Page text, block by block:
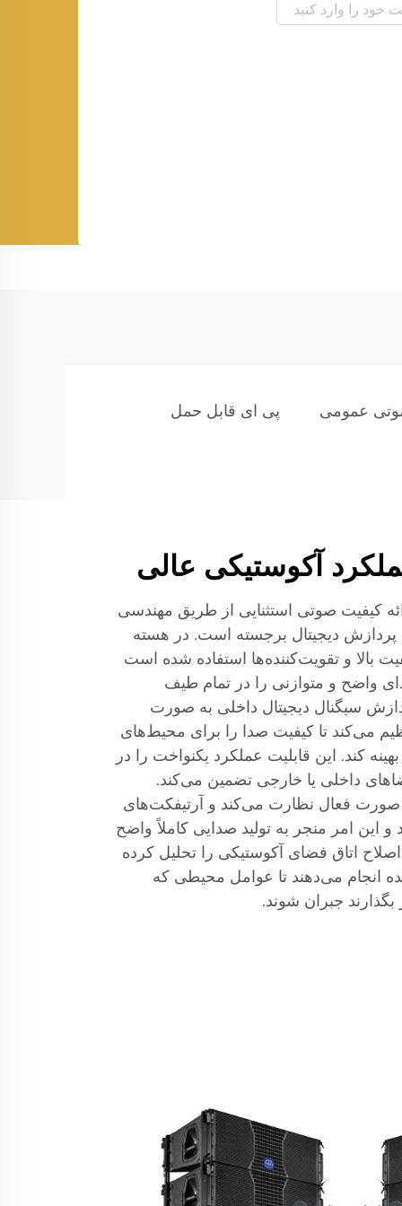
عمومی پی ای قابل حمل
آکوستیکی عالی
کیفیت صوتی استثنایی از طریق مهندسی
پردازش دیجیتال برجسته است. در هسته
بالا و تقویت‌کننده‌ها استفاده شده است
واضح و متوازنی را در تمام طیف
سیگنال دیجیتال داخلی به صورت
می‌کند تا کیفیت صدا را برای محیط‌های
کند. این قابلیت عملکرد یکنواخت را در
داخلی یا خارجی تضمین می‌کند.
فعال نظارت می‌کند و آرتیفکت‌های
این امر منجر به تولید صدایی کاملاً واضح
اتاق فضای آکوستیکی را تحلیل کرده
انجام می‌دهند تا عوامل محیطی که
جبران شوند.